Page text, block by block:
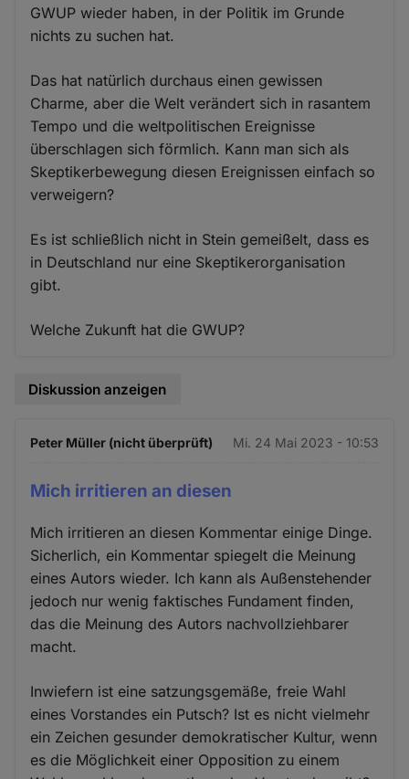
GWUP wieder haben, in der Politik im Grunde
nichts zu suchen hat.
Das hat natürlich durchaus einen gewissen
Charme, aber die Welt verändert sich in rasantem
Tempo und die weltpolitischen Ereignisse
überschlagen sich förmlich. Kann man sich als
Skeptikerbewegung diesen Ereignissen einfach so
verweigern?
Es ist schließlich nicht in Stein gemeißelt, dass es
in Deutschland nur eine Skeptikerorganisation
gibt.
Welche Zukunft hat die GWUP?
Diskussion anzeigen
Peter Müller (nicht überprüft) Mi. 24 Mai 2023 - 10:53
Mich irritieren an diesen
Mich irritieren an diesen Kommentar einige Dinge.
Sicherlich, ein Kommentar spiegelt die Meinung
eines Autors wieder. Ich kann als Außenstehender
jedoch nur wenig faktisches Fundament finden,
das die Meinung des Autors nachvollziehbarer
macht.
Inwiefern ist eine satzungsgemäße, freie Wahl
eines Vorstandes ein Putsch? Ist es nicht vielmehr
ein Zeichen gesunder demokratischer Kultur, wenn
es die Möglichkeit einer Opposition zu einem